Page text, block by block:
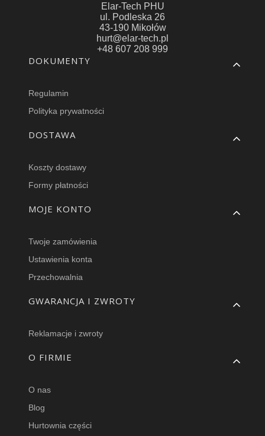
Elar-Tech PHU
ul. Podleska 26
43-190 Mikołów
hurt@elar-tech.pl
+48 607 208 999
Linki w stopce
DOKUMENTY
Regulamin
Polityka prywatności
DOSTAWA
Koszty dostawy
Formy płatności
MOJE KONTO
Twoje zamówienia
Ustawienia konta
Przechowalnia
GWARANCJA I ZWROTY
Reklamacje i zwroty
O FIRMIE
O nas
Blog
Hurtownia części